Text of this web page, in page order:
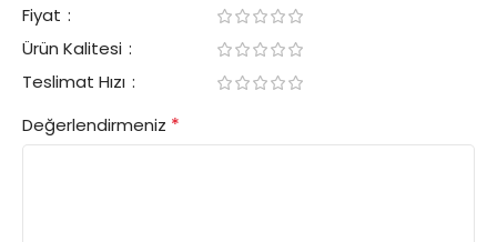
Fiyat
Ürün Kalitesi
Teslimat Hızı
Değerlendirmeniz *